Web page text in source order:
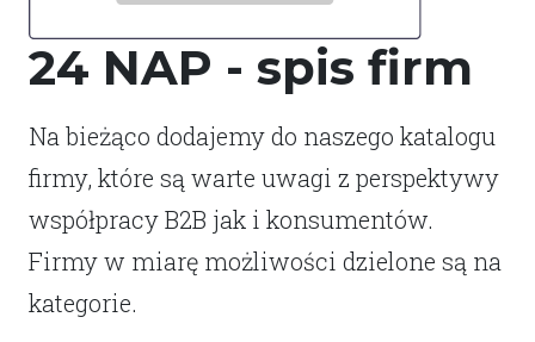
24 NAP - spis firm
Na bieżąco dodajemy do naszego katalogu
firmy, które są warte uwagi z perspektywy
współpracy B2B jak i konsumentów.
Firmy w miarę możliwości dzielone są na
kategorie.